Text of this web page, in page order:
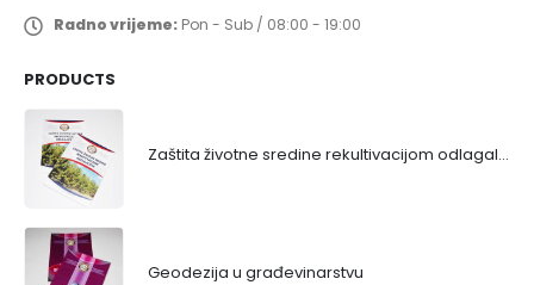
Radno vrijeme: Pon - Sub / 08:00 - 19:00
PRODUCTS
Zaštita životne sredine rekultivacijom odlagališta
Geodezija u građevinarstvu